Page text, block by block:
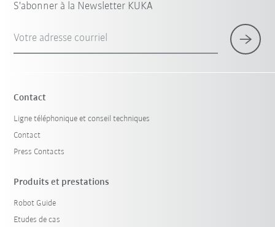
S'abonner à la Newsletter KUKA
Votre adresse courriel
Contact
Ligne téléphonique et conseil techniques
Contact
Press Contacts
Produits et prestations
Robot Guide
Etudes de cas